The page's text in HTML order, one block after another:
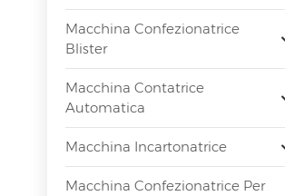
Macchina Confezionatrice
Blister
Macchina Contatrice
Automatica
Macchina Incartonatrice
Macchina Confezionatrice Per